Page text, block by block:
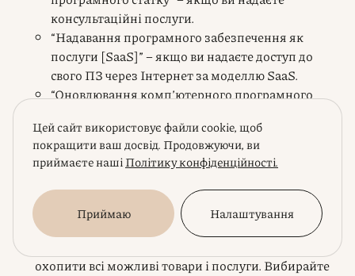
консультаційні послуги.
“Надавання програмного забезпечення як
послуги [SaaS]” – якщо ви надаєте доступ до
свого ПЗ через Інтернет за моделлю SaaS.
“Оновлювання комп’ютерного програмного
ПЗ.
“Технічне обслуговування програмного
забезпечення”
Поради:
охопити всі можливі товари і послуги. Вибирайте
Цей сайт використовує файли cookie, щоб
покращити ваш досвід. Продовжуючи, ви
приймаєте нашіПолітику конфіденційності.
Приймаю Налаштування